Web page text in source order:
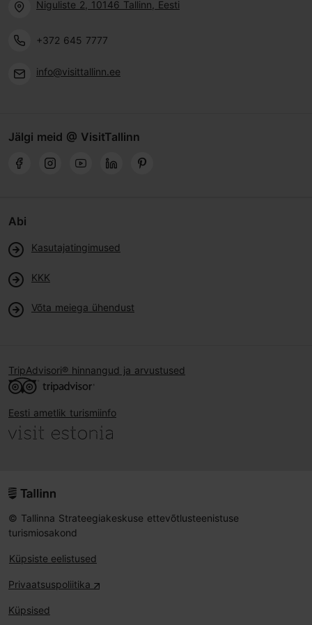
Niguliste 2, 10146 Tallinn, Eesti
+372 645 7777
info@visittallinn.ee
Jälgi meid @ VisitTallinn
Abi
Kasutajatingimused
KKK
Võta meiega ühendust
TripAdvisori® hinnangud ja arvustused
Eesti ametlik turismiinfo
© Tallinna Strateegiakeskuse ettevõtlusteenistuse
turismiosakond
Küpsiste eelistused
Privaatsuspoliitika
Küpsised